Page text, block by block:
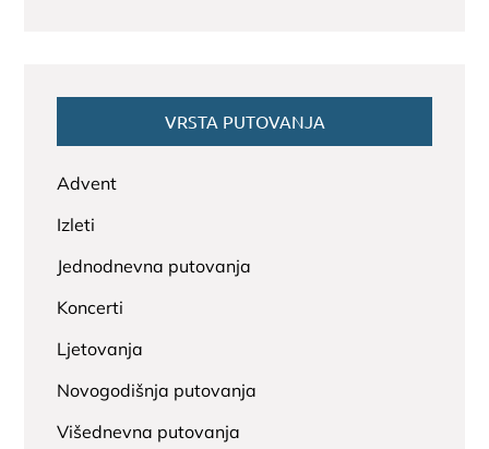
VRSTA PUTOVANJA
Advent
Izleti
Jednodnevna putovanja
Koncerti
Ljetovanja
Novogodišnja putovanja
Višednevna putovanja